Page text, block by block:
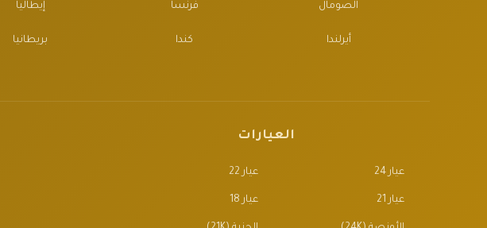
الصومال فرنسا إيطاليا
أيرلندا كندا بريطانيا
العيارات
عيار 24 عيار 22
عيار 21 عيار 18